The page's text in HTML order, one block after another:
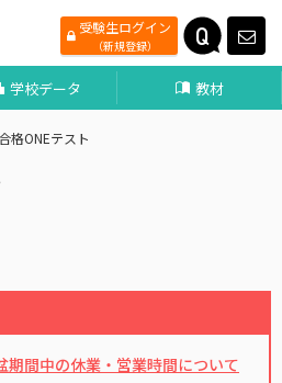
受験生ログイン
（新規登録）
学校データ 教材
格ONEテスト
期間中の休業・営業時間について